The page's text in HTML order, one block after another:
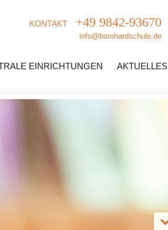
KONTAKT +49 9842-93670
info@bomhardschule.de
EINRICHTUNGEN AKTUELLES